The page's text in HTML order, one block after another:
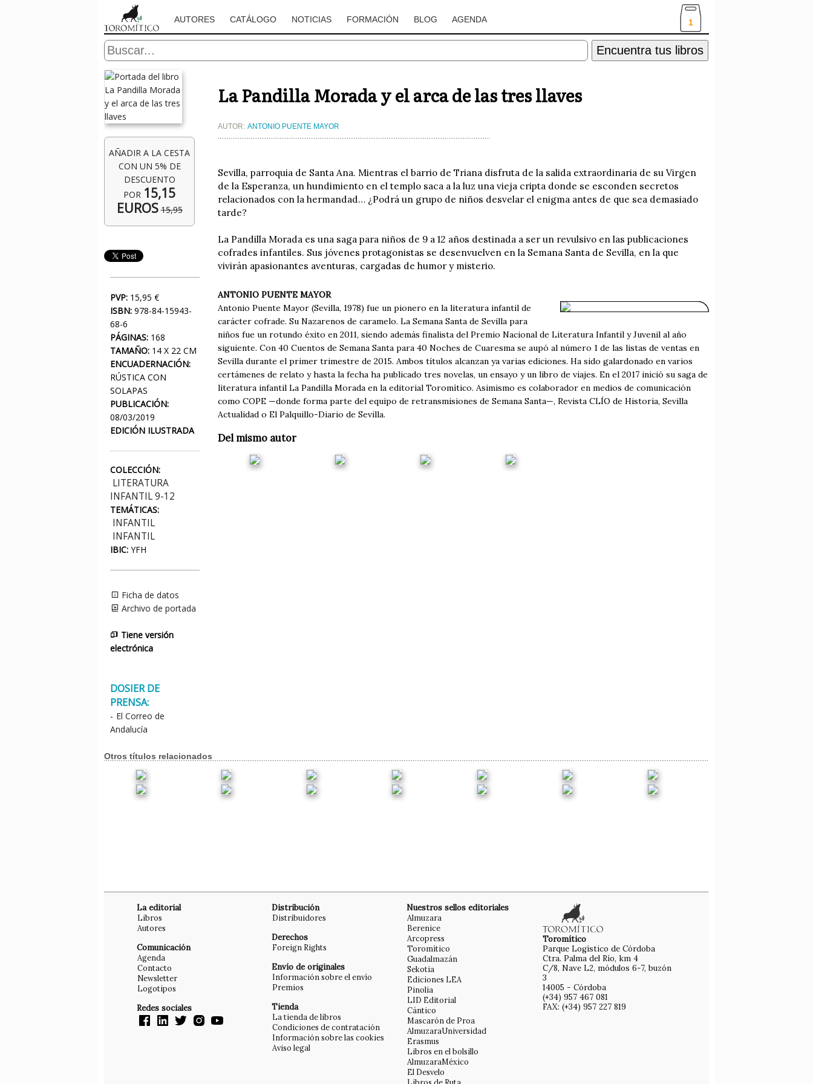
AUTORES CATÁLOGO NOTICIAS FORMACIÓN BLOG AGENDA 1
Encuentra tus libros
AÑADIR A LA CESTA
CON UN 5% DE
DESCUENTO
POR 15,15
EUROS 15,95
PVP: 15,95 €
ISBN: 978-84-15943-
68-6
PÁGINAS: 168
TAMAÑO: 14 X 22 CM
ENCUADERNACIÓN:
RÚSTICA CON
SOLAPAS
PUBLICACIÓN:
08/03/2019
EDICIÓN ILUSTRADA
COLECCIÓN:
LITERATURA
INFANTIL 9-12
TEMÁTICAS:
INFANTIL
INFANTIL
IBIC: YFH
Ficha de datos
Archivo de portada
Tiene versión
electrónica
DOSIER DE
PRENSA:
- El Correo de
Andalucía
La Pandilla Morada y el arca de las tres llaves
AUTOR: ANTONIO PUENTE MAYOR
Sevilla, parroquia de Santa Ana. Mientras el barrio de Triana disfruta de la salida extraordinaria de su Virgen
de la Esperanza, un hundimiento en el templo saca a la luz una vieja cripta donde se esconden secretos
relacionados con la hermandad… ¿Podrá un grupo de niños desvelar el enigma antes de que sea demasiado
tarde?
La Pandilla Morada es una saga para niños de 9 a 12 años destinada a ser un revulsivo en las publicaciones
cofrades infantiles. Sus jóvenes protagonistas se desenvuelven en la Semana Santa de Sevilla, en la que
vivirán apasionantes aventuras, cargadas de humor y misterio.
ANTONIO PUENTE MAYOR
Antonio Puente Mayor (Sevilla, 1978) fue un pionero en la literatura infantil de
carácter cofrade. Su Nazarenos de caramelo. La Semana Santa de Sevilla para
niños fue un rotundo éxito en 2011, siendo además finalista del Premio Nacional de Literatura Infantil y Juvenil al año
siguiente. Con 40 Cuentos de Semana Santa para 40 Noches de Cuaresma se aupó al número 1 de las listas de ventas en
Sevilla durante el primer trimestre de 2015. Ambos títulos alcanzan ya varias ediciones. Ha sido galardonado en varios
certámenes de relato y hasta la fecha ha publicado tres novelas, un ensayo y un libro de viajes. En el 2017 inició su saga de
literatura infantil La Pandilla Morada en la editorial Toromítico. Asimismo es colaborador en medios de comunicación
como COPE —donde forma parte del equipo de retransmisiones de Semana Santa—, Revista CLÍO de Historia, Sevilla
Actualidad o El Palquillo-Diario de Sevilla.
Del mismo autor
Otros títulos relacionados
La editorial
Libros
Autores
Comunicación
Agenda
Contacto
Newsletter
Logotipos
Redes sociales
Distribución
Distribuidores
Derechos
Foreign Rights
Envío de originales
Información sobre el envío
Premios
Tienda
La tienda de libros
Condiciones de contratación
Información sobre las cookies
Aviso legal
Nuestros sellos editoriales
Almuzara
Berenice
Arcopress
Toromítico
Guadalmazán
Sekotia
Ediciones LEA
Pinolia
LID Editorial
Cántico
Mascarón de Proa
AlmuzaraUniversidad
Erasmus
Libros en el bolsillo
AlmuzaraMéxico
El Desvelo
Toromítico
Parque Logístico de Córdoba
Ctra. Palma del Río, km 4
C/8, Nave L2, módulos 6-7, buzón
3
14005 - Córdoba
(+34) 957 467 081
FAX: (+34) 957 227 819